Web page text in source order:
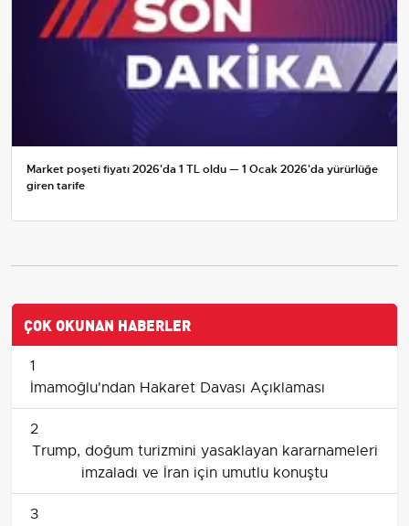
Market poşeti fiyatı 2026'da 1 TL oldu — 1 Ocak 2026'da yürürlüğe
giren tarife
ÇOK OKUNAN HABERLER
1
İmamoğlu'ndan Hakaret Davası Açıklaması
2
Trump, doğum turizmini yasaklayan kararnameleri
imzaladı ve İran için umutlu konuştu
3